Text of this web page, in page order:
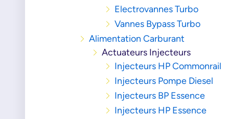
Electrovannes Turbo
Vannes Bypass Turbo
Alimentation Carburant
Actuateurs Injecteurs
Injecteurs HP Commonrail
Injecteurs Pompe Diesel
Injecteurs BP Essence
Injecteurs HP Essence